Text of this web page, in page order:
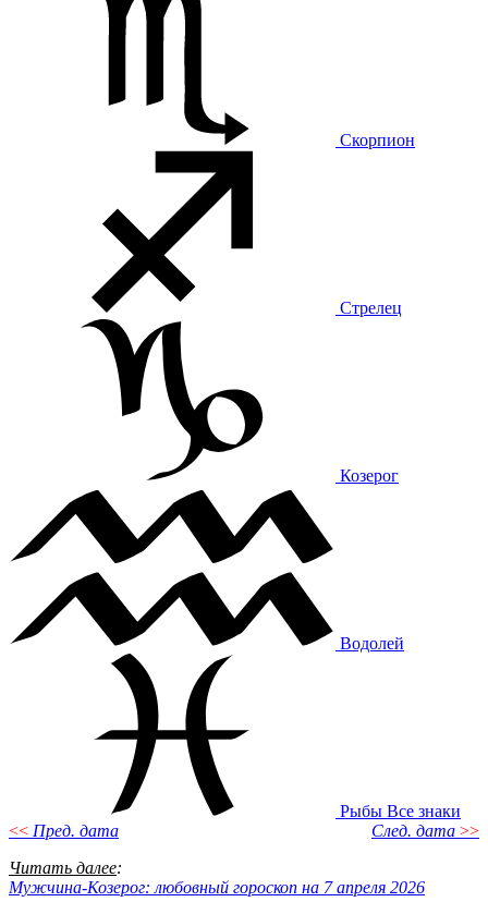
Скорпион
Стрелец
Козерог
Водолей
Рыбы Все знаки
<< Пред. дата След. дата >>
Читать далее:
Мужчина-Козерог: любовный гороскоп на 7 апреля 2026